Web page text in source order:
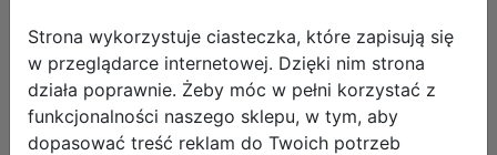
CoolPack Jumper 2 Piórnik
Dwukomorowy Z Wyposażeniem
Goal Time F066701
Strona wykorzystuje ciasteczka, które zapisują się
w przeglądarce internetowej. Dzięki nim strona
działa poprawnie. Żeby móc w pełni korzystać z
funkcjonalności naszego sklepu, w tym, aby
dopasować treść reklam do Twoich potrzeb